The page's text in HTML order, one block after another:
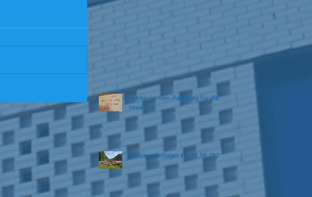
Kennenlernen-Patentag für die
neue 5/1
Wassersportlager 18.-21.06.2026